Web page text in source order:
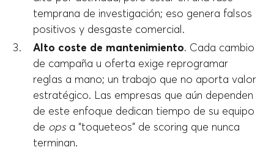
temprana de investigación; eso genera falsos
positivos y desgaste comercial.
Alto coste de mantenimiento. Cada cambio
de campaña u oferta exige reprogramar
reglas a mano; un trabajo que no aporta valor
estratégico. Las empresas que aún dependen
de este enfoque dedican tiempo de su equipo
de opsa “toqueteos” de scoring que nunca
terminan.